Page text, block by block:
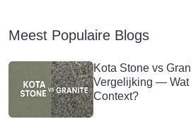
Meest Populaire Blogs
Kota Stone vs
Vergelijking — Wat
Context?